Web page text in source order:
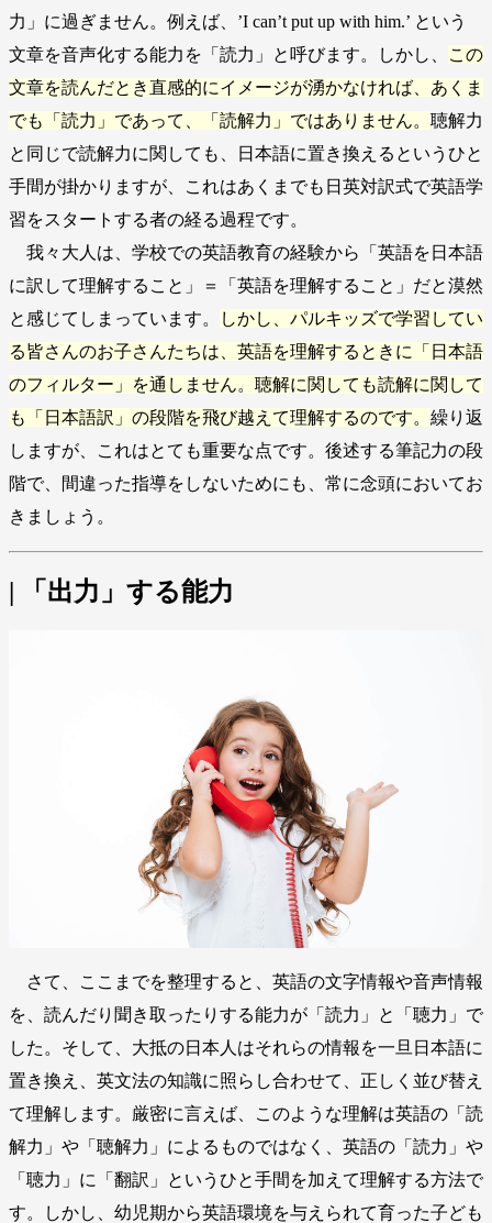
力」に過ぎません。例えば、’I can’t put up with him.’ という
文章を音声化する能力を「読力」と呼びます。しかし、
この
文章を読んだとき直感的にイメージが湧かなければ、あくま
でも「読力」であって、「読解力」ではありません。 聴解力
と同じで読解力に関しても、日本語に置き換えるというひと
手間が掛かりますが、これはあくまでも日英対訳式で英語学
習をスタートする者の経る過程です。
我々大人は、学校での英語教育の経験から「英語を日本語
に訳して理解すること」＝「英語を理解すること」だと漠然
と感じてしまっています。
しかし、パルキッズで学習してい
る皆さんのお子さんたちは、英語を理解するときに「日本語
のフィルター」を通しません。聴解に関しても読解に関して
も「日本語訳」の段階を飛び越えて理解するのです。 繰り返
しますが、これはとても重要な点です。後述する筆記力の段
階で、間違った指導をしないためにも、常に念頭においてお
きましょう。
| 「出力」する能力
さて、ここまでを整理すると、英語の文字情報や音声情報
を、読んだり聞き取ったりする能力が「読力」と「聴力」で
した。そして、大抵の日本人はそれらの情報を一旦日本語に
置き換え、英文法の知識に照らし合わせて、正しく並び替え
て理解します。厳密に言えば、このような理解は英語の「読
解力」や「聴解力」によるものではなく、英語の「読力」や
「聴力」に「翻訳」というひと手間を加えて理解する方法で
す。しかし、幼児期から英語環境を与えられて育った子ども